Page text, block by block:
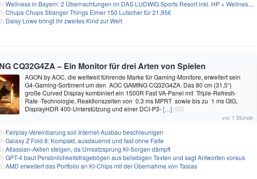
Wellness in Bayern: 2 Übernachtungen im DAS LUDWIG Sports Resort inkl. HP + Wellness ab 174€ p.P.
Chupa Chups Stranger Things Eimer 150 Lutscher für 21,95€
Daisy Lowe bringt ihr zweites Kind zur Welt
CQ32G4ZA – Ein Monitor für drei Arten von Spielen
AGON by AOC, die weltweit führende Marke für Gaming-Monitore, erweitert sein
G4-Gaming-Sortiment um den AOC GAMING CQ32G4ZA. Das 80 cm (31,5“)
große Curved Display kombiniert ein 1500R Fast VA-Panel mit Triple-Refresh-
Rate -Technologie, Reaktionszeiten von 0,3 ms MPRT sowie bis zu 1 ms GtG,
DisplayHDR 400-Unterstützung und einer DCI-P3-[…] (00)
vor 1 Stunde
Fairplay-Vereinbarung soll Internet-Ausbau beschleunigen
Galaxy Z Fold 8: Kompakt, ausdauernd und fast ohne Falte
Atlassian-Aktien steigen, da Umsatzsprung KI-Sorgen dämpft
GPT-4 baut Persönlichkeitsfragebögen aus beliebigen Texten und sagt Antworten voraus
AMD erweitert das Portfolio an KI-Chips mit der Übernahme von Taalas